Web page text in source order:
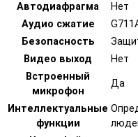
Автодиафрагма
Нет
Аудио сжатие
Безопасность
Видео выход
Нет
Встроенный
микрофон
Да
Интеллектуальные
функции